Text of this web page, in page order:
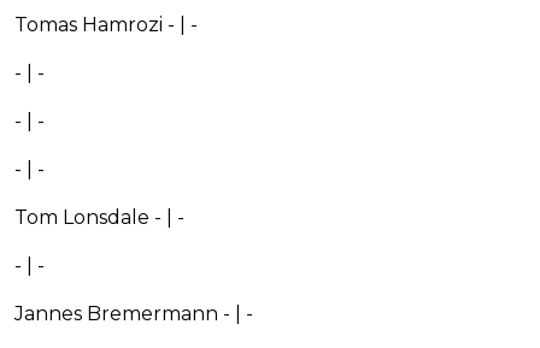
Tomas Hamrozi - | -
- | -
- | -
- | -
Tom Lonsdale - | -
- | -
Jannes Bremermann - | -